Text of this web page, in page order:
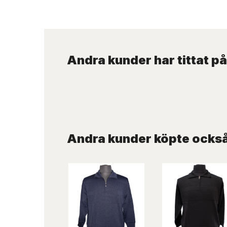
Andra kunder har tittat på
Andra kunder köpte